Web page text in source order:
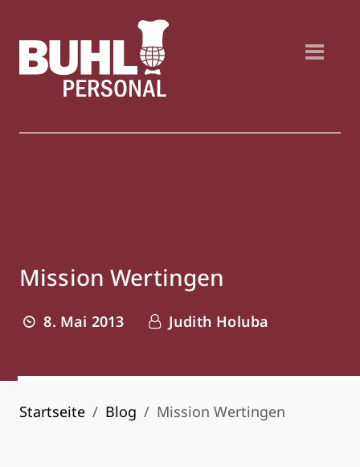
Mission Wertingen
8. Mai 2013 Judith Holuba
Startseite Blog Mission Wertingen